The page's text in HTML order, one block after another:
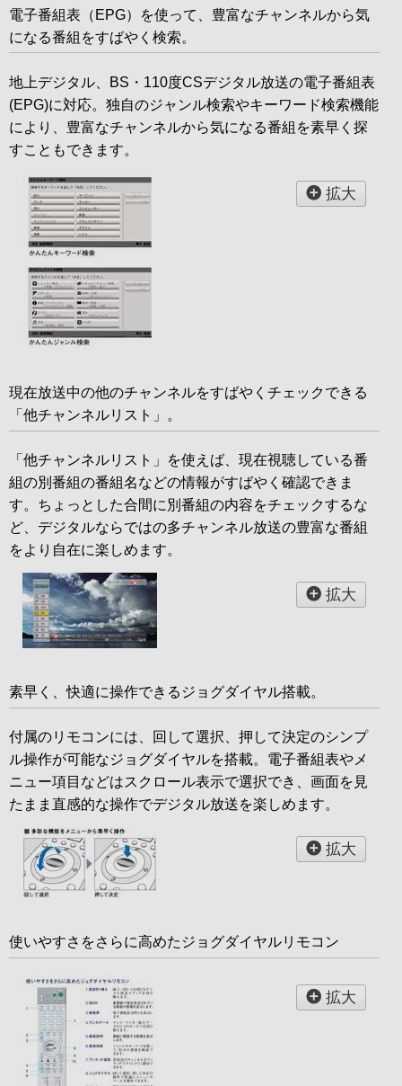
電子番組表（EPG）を使って、豊富なチャンネルから気
になる番組をすばやく検索。
地上デジタル、BS・110度CSデジタル放送の電子番組表
(EPG)に対応。独自のジャンル検索やキーワード検索機能
により、豊富なチャンネルから気になる番組を素早く探
すこともできます。
拡大
現在放送中の他のチャンネルをすばやくチェックできる
「他チャンネルリスト」。
「他チャンネルリスト」を使えば、現在視聴している番
組の別番組の番組名などの情報がすばやく確認できま
す。ちょっとした合間に別番組の内容をチェックするな
ど、デジタルならではの多チャンネル放送の豊富な番組
をより自在に楽しめます。
拡大
素早く、快適に操作できるジョグダイヤル搭載。
付属のリモコンには、回して選択、押して決定のシンプ
ル操作が可能なジョグダイヤルを搭載。電子番組表やメ
ニュー項目などはスクロール表示で選択でき、画面を見
たまま直感的な操作でデジタル放送を楽しめます。
拡大
使いやすさをさらに高めたジョグダイヤルリモコン
拡大